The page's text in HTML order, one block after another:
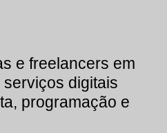
e freelancers em
digitais
programação e